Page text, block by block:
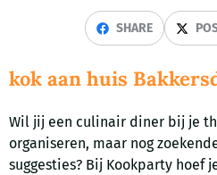
SHARE
kok aan huis
Wil jij een culinair diner bij je
organiseren, maar nog
suggesties? Bij Kookparty hoef